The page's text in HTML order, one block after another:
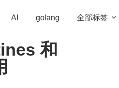
AI golang 全部标签 
学习方法 和